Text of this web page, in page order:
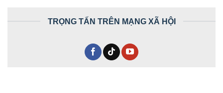
TRỌNG TẤN TRÊN MẠNG XÃ HỘI